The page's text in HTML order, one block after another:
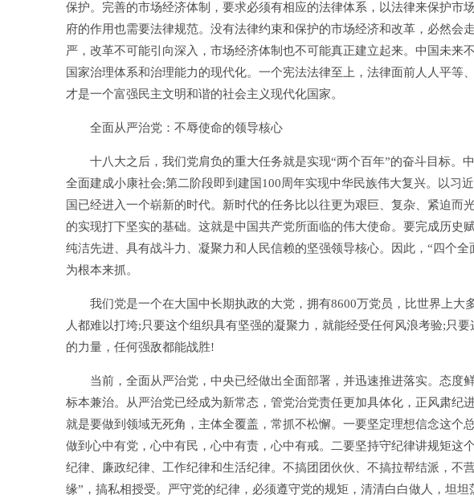
保护。完善的市场经济体制，要求必须有相应的法律体系，以法律来保护市
府的作用也需要法律规范。没有法律约束和保护的市场经济和改革，必然会
严，改革不可能引向深入，市场经济体制也不可能真正建立起来。中国未来
国家治理体系和治理能力的现代化。一个宪法法律至上，法律面前人人平等
才是一个富强民主文明和谐的社会主义现代化国家。
全面从严治党：不辱使命的领导核心
十八大之后，我们党肩负的重大任务就是实现“两个百年”的奋斗目标。
全面建成小康社会;第二阶段即到建国100周年实现中华民族伟大复兴。以习
国已经进入一个崭新的时代。新时代的任务比以往更为艰巨、复杂、紧迫而
的实现打下坚实的基础。这就是中国共产党所面临的伟大使命。要完成历史
纯洁先进、具有战斗力、凝聚力和人民信赖的坚强领导核心。因此，“四个
为根本来抓。
我们党是一个在大国中长期执政的大党，拥有8600万党员，比世界上大
人都难以打垮;只要这个组织具有坚强的凝聚力，就能经受任何风浪考验;只
的力量，任何强敌都能战胜!
当前，全面从严治党，中央已经做出全面部署，并迅速推进落实。态度
标本兼治。从严治党已经成为新常态，管党治党责任更加具体化，正风肃纪
就是要做到领域无死角，主体全覆盖，常抓不松懈。一要坚定理想信念这个
做到心中有党，心中有民，心中有责，心中有戒。二要坚持守纪律讲规矩这
纪律、廉政纪律、工作纪律和生活纪律。不搞团团伙伙、不搞拉帮结派，不
缘”，搞私相授受。严守党的纪律，必须遵守党的规矩，清清白白做人，坦